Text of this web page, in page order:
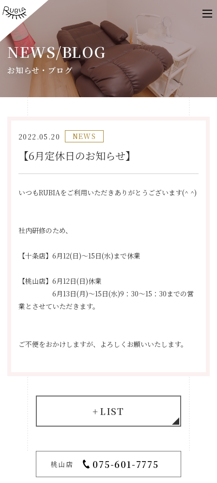
NEWS/BLOG
お知らせ・ブログ
2022.05.20 NEWS
【6月定休日のお知らせ】
いつもRUBIAをご利用いただきありがとうございます(^ ^)
社内研修のため、
【十条店】6月12(日)～15日(水)まで休業
【桃山店】6月12日(日)休業
6月13日(月)～15日(水)9：30～15：30までの営
業とさせていただきます。
ご不便をおかけしますが、よろしくお願いいたします。
LIST
桃山店 075-601-7775